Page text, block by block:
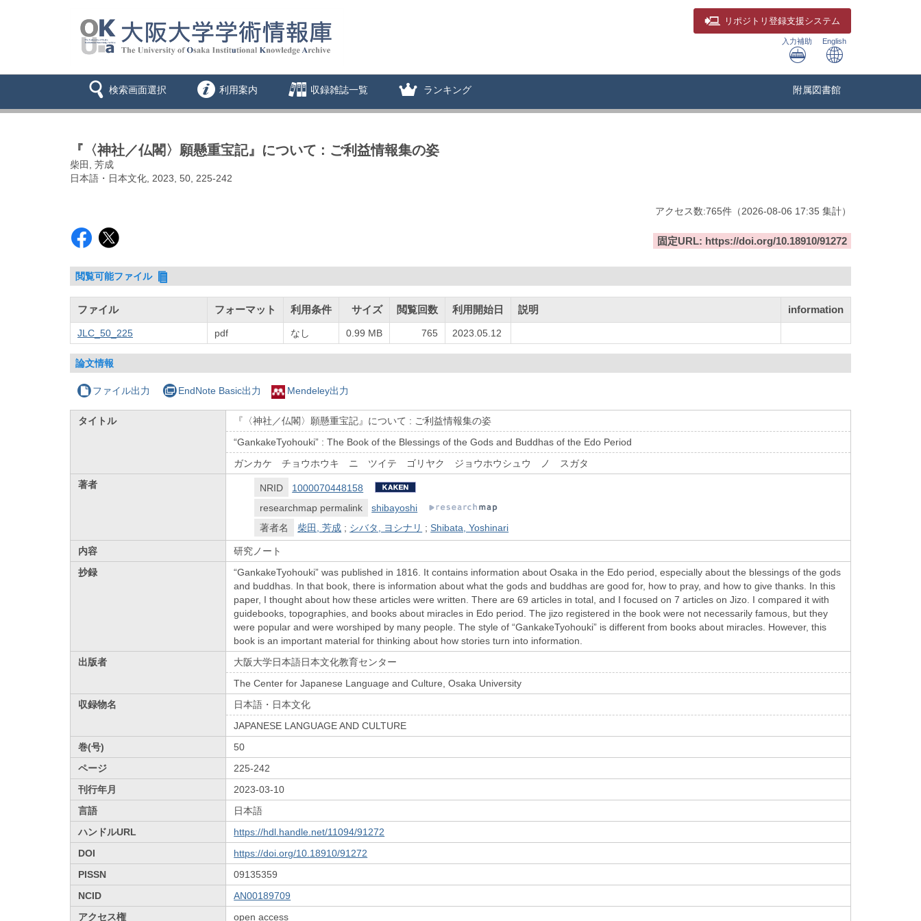
リポジトリ 登録支援システム
入力補助 English
検索画面選択 利用案内 収録雑誌一覧 ランキング 附属図書館
『〈神社／仏閣〉願懸重宝記』について : ご利益情報集の姿
柴田, 芳成
日本語・日本文化, 2023, 50, 225-242
アクセス数:765件 （2026-08-06 17:35 集計）
固定URL: https://doi.org/10.18910/91272
閲覧可能ファイル
ファイル フォーマット 利用条件 サイズ 閲覧回数 利用開始日 説明 information
JLC_50_225 pdf なし 0.99 MB 765 2023.05.12
論文情報
ファイル出力 EndNote Basic出力 Mendeley出力
タイトル
『〈神社／仏閣〉願懸重宝記』について : ご利益情報集の姿
“GankakeTyohouki” : The Book of the Blessings of the Gods and Buddhas of the Edo Period
ガンカケ チョウホウキ ニ ツイテ ゴリヤク ジョウホウシュウ ノ スガタ
著者
NRID
1000070448158
researchmap permalink
shibayoshi
著者名
柴田, 芳成 ; シバタ, ヨシナリ ;Shibata, Yoshinari
内容
研究ノート
抄録
“GankakeTyohouki” was published in 1816. It contains information about Osaka in the Edo period, especially about the blessings of the gods
and buddhas. In that book, there is information about what the gods and buddhas are good for, how to pray, and how to give thanks. In this
paper, I thought about how these articles were written. There are 69 articles in total, and I focused on 7 articles on Jizo. I compared it with
guidebooks, topographies, and books about miracles in Edo period. The jizo registered in the book were not necessarily famous, but they
were popular and were worshiped by many people. The style of “GankakeTyohouki” is different from books about miracles. However, this
book is an important material for thinking about how stories turn into information.
出版者
大阪大学日本語日本文化教育センター
The Center for Japanese Language and Culture, Osaka University
収録物名
日本語・日本文化
JAPANESE LANGUAGE AND CULTURE
巻(号)
50
ページ
225-242
刊行年月
2023-03-10
言語
日本語
ハンドルURL
https://hdl.handle.net/11094/91272
DOI
https://doi.org/10.18910/91272
PISSN
09135359
NCID
AN00189709
アクセス権
open access